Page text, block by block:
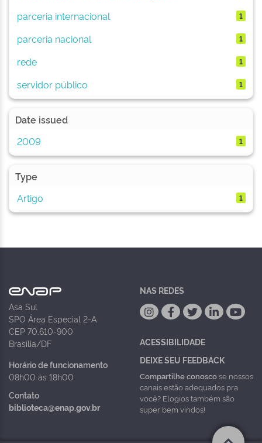
parceria internacional 1
parceria nacional 1
rede 1
servidor público 1
Date issued
2009
1
Type
Artigo
1
Asa Sul
SPO Área Especial 2-A
CEP 70.610-900
Brasília/DF
Horário de funcionamento
08h00 às 18h00
Contato
biblioteca@enap.gov.br
NAS REDES
ACESSIBILIDADE
DEIXE SEU FEEDBACK
Compartilhe conoscose nossos
canais estão adequados pra
você? Elogios também são
super bem vindos!